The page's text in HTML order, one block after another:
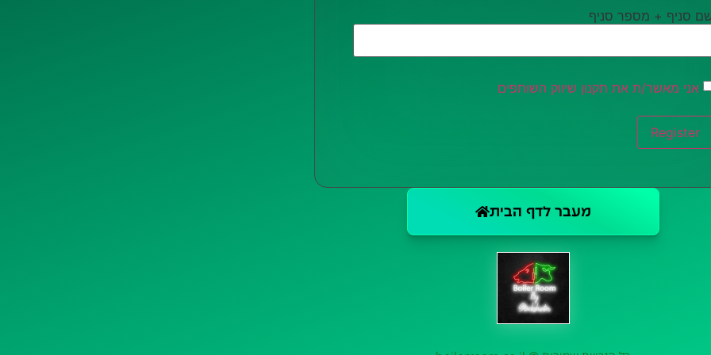
סניף + מספר סניף
אני מאשר/ת את תקנון שיווק השותפים
Register
מעבר לדף הבית